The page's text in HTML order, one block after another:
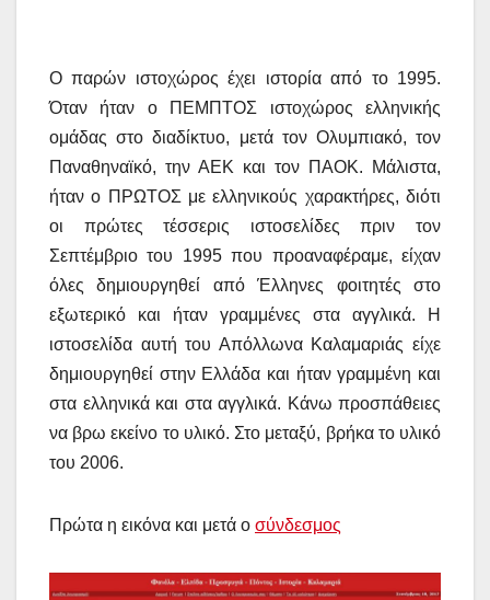
Ο παρών ιστοχώρος έχει ιστορία από το 1995.
Όταν ήταν ο ΠΕΜΠΤΟΣ ιστοχώρος ελληνικής
ομάδας στο διαδίκτυο, μετά τον Ολυμπιακό, τον
Παναθηναϊκό, την ΑΕΚ και τον ΠΑΟΚ. Μάλιστα,
ήταν ο ΠΡΩΤΟΣ με ελληνικούς χαρακτήρες, διότι
οι πρώτες τέσσερις ιστοσελίδες πριν τον
Σεπτέμβριο του 1995 που προαναφέραμε, είχαν
όλες δημιουργηθεί από Έλληνες φοιτητές στο
εξωτερικό και ήταν γραμμένες στα αγγλικά. Η
ιστοσελίδα αυτή του Απόλλωνα Καλαμαριάς είχε
δημιουργηθεί στην Ελλάδα και ήταν γραμμένη και
στα ελληνικά και στα αγγλικά. Κάνω προσπάθειες
να βρω εκείνο το υλικό. Στο μεταξύ, βρήκα το υλικό
του 2006.
Πρώτα η εικόνα και μετά ο σύνδεσμος